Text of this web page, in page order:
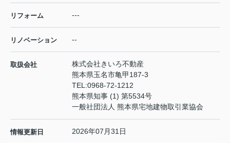
リフォーム ---
リノベーション --
取扱会社
株式会社きいろ不動産
熊本県玉名市亀甲187-3
TEL:0968-72-1212
熊本県知事 (1) 第5534号
一般社団法人 熊本県宅地建物取引業協会
情報更新日 2026年07月31日